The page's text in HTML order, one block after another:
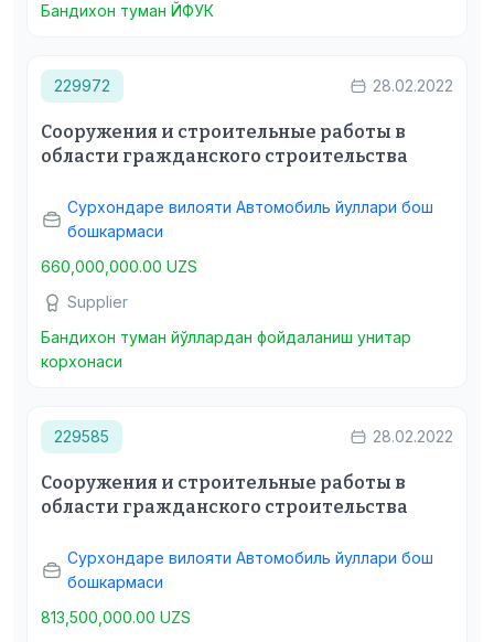
Бандихон туман ЙФУК
229972 28.02.2022
Сооружения и строительные работы в
области гражданского строительства
Сурхондаре вилояти Автомобиль йуллари бош
бошкармаси
660,000,000.00 UZS
Supplier
Бандихон туман йўллардан фойдаланиш унитар
корхонаси
229585 28.02.2022
Сооружения и строительные работы в
области гражданского строительства
Сурхондаре вилояти Автомобиль йуллари бош
бошкармаси
813,500,000.00 UZS